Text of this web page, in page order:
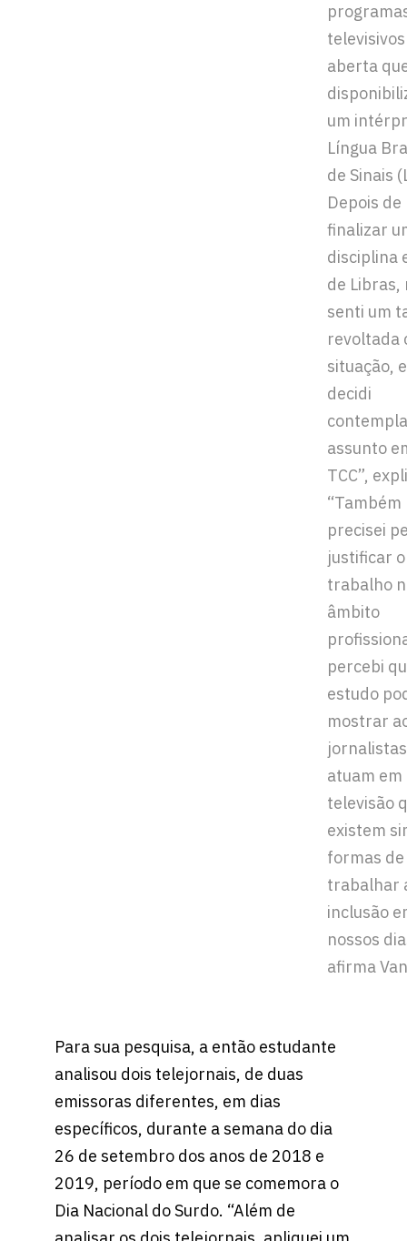
aberta
um
Língua
de Sinais
Depois de
finalizar
disciplina
de Libras,
senti um
revoltada
situação,
decidi
assunto
TCC”,
“Também
precisei
justificar o
trabalho
âmbito
percebi
estudo
mostrar
atuam em
televisão
existem
formas de
trabalhar
inclusão
nossos
afirma
Para sua pesquisa, a então estudante
analisou dois telejornais, de duas
emissoras diferentes, em dias
específicos, durante a semana do dia
26 de setembro dos anos de 2018 e
2019, período em que se comemora o
Dia Nacional do Surdo. “Além de